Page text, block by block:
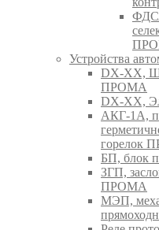
Устройства
DX-XX,
ПРОМА
DX-XX,
АКГ-1А,
горелок
БП, блок
ЗГП,
ПРОМА
МЭП,